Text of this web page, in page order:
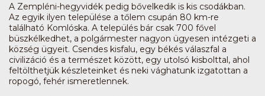
A Zempléni-hegyvidék pedig bővelkedik is kis csodákban.
Az egyik ilyen települése a tőlem csupán 80 km-re
található Komlóska. A település bár csak 700 fővel
büszkélkedhet, a polgármester nagyon ügyesen intézgeti a
község ügyeit. Csendes kisfalu, egy békés válaszfal a
civilizáció és a természet között, egy utolsó kisbolttal, ahol
feltölthetjük készleteinket és neki vághatunk izgatottan a
ropogó, fehér ismeretlennek.